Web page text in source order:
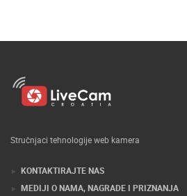
Stručnjaci tehnologije web kamera
KONTAKTIRAJTE NAS
MEDIJI O NAMA, NAGRADE I PRIZNANJA